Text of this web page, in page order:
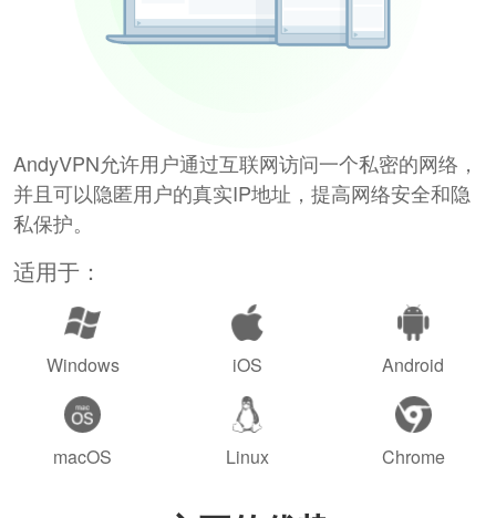
AndyVPN允许用户通过互联网访问一个私密的网络，
并且可以隐匿用户的真实IP地址，提高网络安全和隐
私保护。
适用于：
Windows iOS Android
macOS Linux Chrome